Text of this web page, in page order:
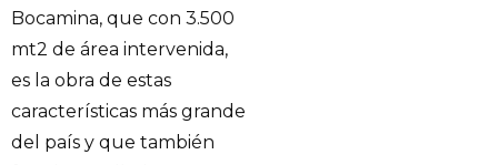
Bocamina, que con 3.500
mt2 de área intervenida,
es la obra de estas
características más grande
del país y que también